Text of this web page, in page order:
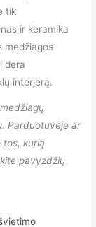
tik
ir keramika
medžiagos
dera
interjerą.
Parduotuvėje ar
tos, kurią
pavyzdžių